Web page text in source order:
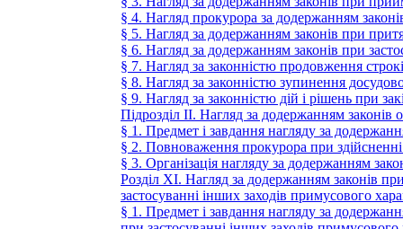
§ 4. Нагляд прокурора за додержанням
§ 5. Нагляд за додержанням законів при
§ 6. Нагляд за додержанням законів при
§ 7. Нагляд за законністю продовження
§ 8. Нагляд за законністю зупинення
§ 9. Нагляд за законністю дій і рішень при
Підрозділ ІІ. Нагляд за додержанням
§ 1. Предмет і завдання нагляду за
§ 2. Повноваження прокурора при
§ 3. Організація нагляду за додержанням
Розділ ХІ. Нагляд за додержанням законів
застосуванні інших заходів примусового
§ 1. Предмет і завдання нагляду за